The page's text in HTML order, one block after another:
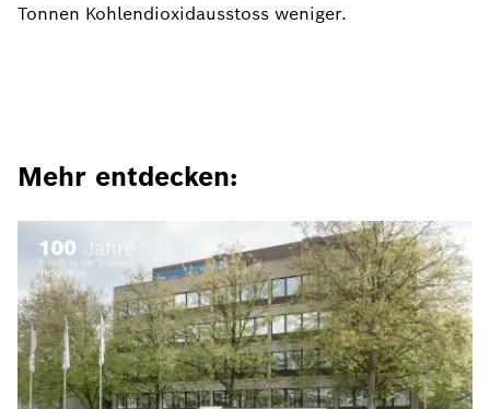
Tonnen Kohlendioxidausstoss weniger.
Mehr entdecken: